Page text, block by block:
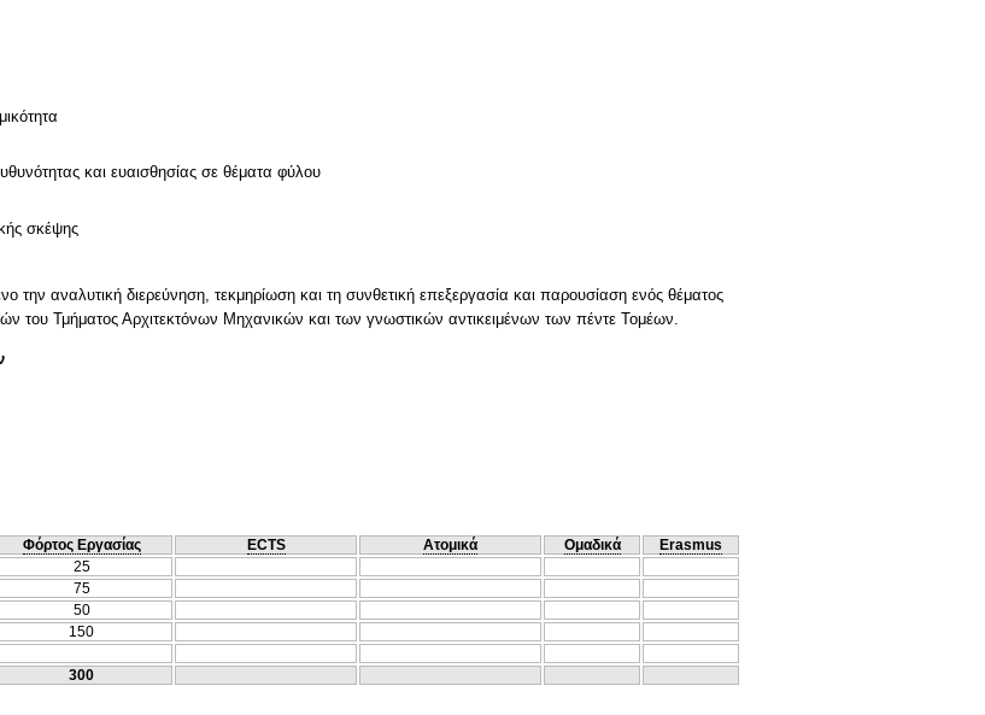
και ευαισθησίας σε θέματα φύλου
σκέψης
την αναλυτική διερεύνηση, τεκμηρίωση και τη συνθετική επεξεργασία και παρουσίαση ενός θέματος
του Τμήματος Αρχιτεκτόνων Μηχανικών και των γνωστικών αντικειμένων των πέντε Τομέων.
Φόρτος Εργασίας ECTS Ατομικά Ομαδικά
Erasmus
25
75
50
150
300